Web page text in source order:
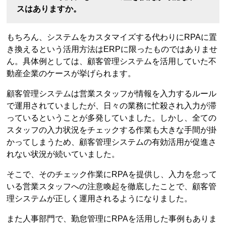
スはありますか。
もちろん、システムをカスタマイズする代わりにRPAに置
き換えるという活用方法はERPに限ったものではありませ
ん。具体例としては、顧客管理システムを活用していた不
動産企業のケースが挙げられます。
顧客管理システムは営業スタッフが情報を入力するルール
で運用されていましたが、日々の業務に忙殺され入力が滞
っているということが多発していました。しかし、全ての
スタッフの入力状況をチェックする作業も大きな手間が掛
かってしまうため、顧客管理システムの有効活用が促進さ
れない状況が続いていました。
そこで、そのチェック作業にRPAを提供し、入力を怠って
いる営業スタッフへの注意喚起を徹底したことで、顧客管
理システムが正しく運用されるようになりました。
また人事部門で、勤怠管理にRPAを活用した事例もありま